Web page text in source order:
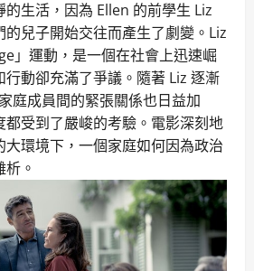
生活，因為 Ellen 的前學生 Liz
的兒子開始交往而產生了劇變。Liz
」運動，是一個在社會上迅速崛
動卻充滿了爭議。隨著 Liz 逐漸
庭成員間的緊張關係也日益加
都受到了嚴峻的考驗。電影深刻地
環境下，一個家庭如何因為政治
。